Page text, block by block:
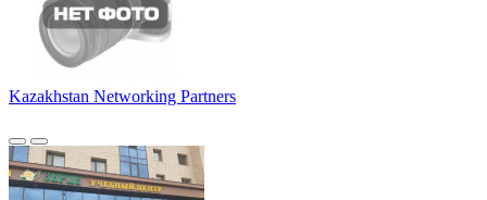
Kazakhstan Networking Partners